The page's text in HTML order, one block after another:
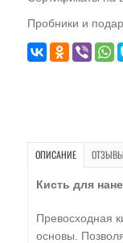
Пробники и
ОПИСАНИЕ
Кисть для
Превосходная
основы.